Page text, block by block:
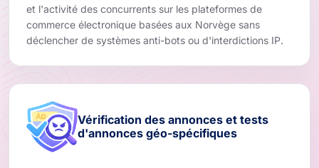
et l'activité des concurrents sur les plateformes de
commerce électronique basées aux Norvège sans
déclencher de systèmes anti-bots ou d'interdictions IP.
Vérification des annonces et tests
d'annonces géo-spécifiques